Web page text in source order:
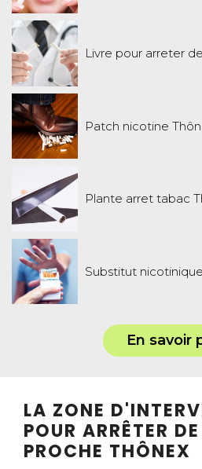
Livre pour arreter
Patch nicotine
Plante arret tabac
Substitut
En savoir
LA ZONE
POUR ARRÊTER
PROCHE THÔNEX